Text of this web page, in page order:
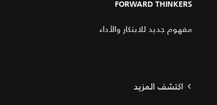
FORWARD THINKERS
مفهوم جديد للابتكار والأداء
اكتشف المزيد